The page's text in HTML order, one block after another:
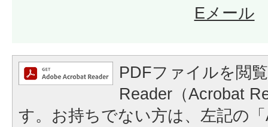
Eメール
PDFファイルを閲
Reader（Acrobat
す。お持ちでない方は、左記の